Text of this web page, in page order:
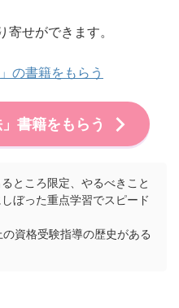
寄せができます。
の書籍をもらう
書籍をもらう
るところ限定、やるべきこと
ぼった重点学習でスピード
資格受験指導の歴史がある